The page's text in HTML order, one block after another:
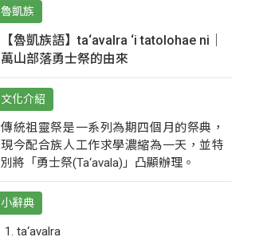
魯凱族
【魯凱族語】ta‘avalra ‘i tatolohae ni｜
萬山部落勇士祭的由來
文化介紹
傳統祖靈祭是一系列為期四個月的祭典，
現今配合族人工作求學濃縮為一天，並特
別將「勇士祭(Ta‘avala)」凸顯辦理。
小辭典
ta‘avalra